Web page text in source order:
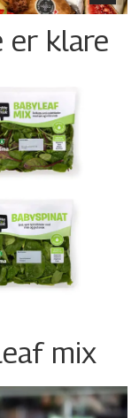
er klare
mix